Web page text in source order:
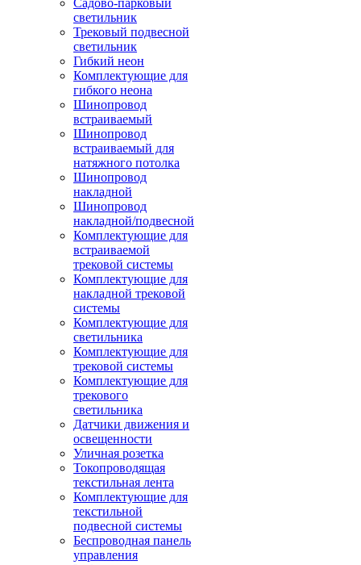
Садово-парковый
светильник
Трековый подвесной
светильник
Гибкий неон
Комплектующие для
гибкого неона
Шинопровод
встраиваемый
Шинопровод
встраиваемый для
натяжного потолка
Шинопровод
накладной
Шинопровод
накладной/подвесной
Комплектующие для
встраиваемой
трековой системы
Комплектующие для
накладной трековой
системы
Комплектующие для
светильника
Комплектующие для
трековой системы
Комплектующие для
трекового
светильника
Датчики движения и
освещенности
Уличная розетка
Токопроводящая
текстильная лента
Комплектующие для
текстильной
подвесной системы
Беспроводная панель
управления